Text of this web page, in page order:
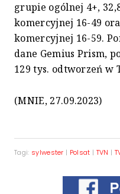
grupie ogólnej 4+,
komercyjnej 16-49
komercyjnej 16-59.
dane Gemius Prism,
129 tys. odtworzeń w
(MNIE, 27.09.2023)
Tagi: sylwester | Polsat | TVN |